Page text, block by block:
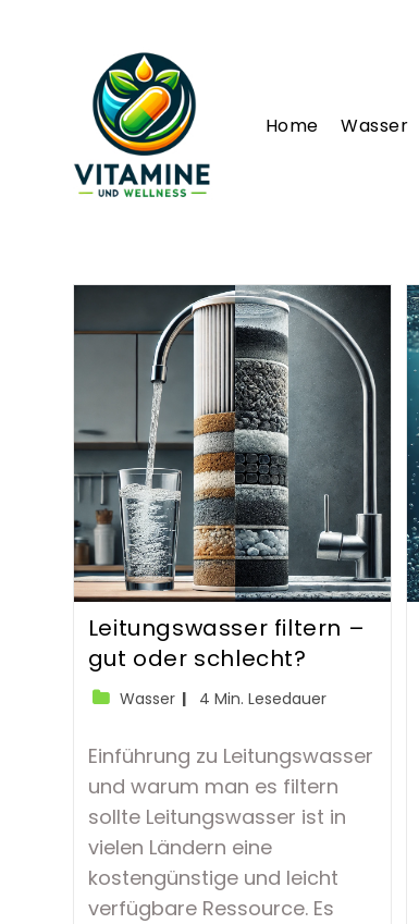
Home Wasser
Leitungswasser filtern –
gut oder schlecht?
Beitrags-
Wasser Lesedauer:
4 Min. Lesedauer
Einführung zu Leitungswasser
und warum man es filtern
sollte Leitungswasser ist in
vielen Ländern eine
kostengünstige und leicht
verfügbare Ressource. Es